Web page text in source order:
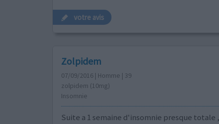
votre avis
Zolpidem
07/09/2016 | Homme | 39
zolpidem (10mg)
Insomnie
Suite a 1 semaine d'insomnie presque totale